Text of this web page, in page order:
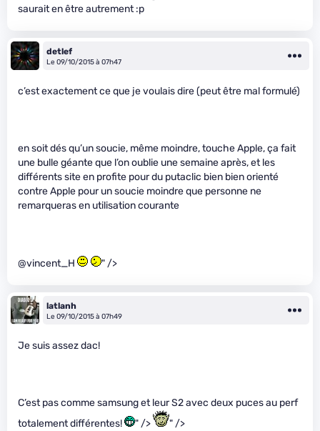
saurait en être autrement :p
detlef
Le 09/10/2015 à 07h47
c’est exactement ce que je voulais dire (peut être mal formulé)
en soit dés qu’un soucie, même moindre, touche Apple, ça fait
une bulle géante que l’on oublie une semaine après, et les
différents site en profite pour du putaclic bien bien orienté
contre Apple pour un soucie moindre que personne ne
remarqueras en utilisation courante
@vincent_H " />
latlanh
Le 09/10/2015 à 07h49
Je suis assez dac!
C’est pas comme samsung et leur S2 avec deux puces au perf
totalement différentes!
" /> " />